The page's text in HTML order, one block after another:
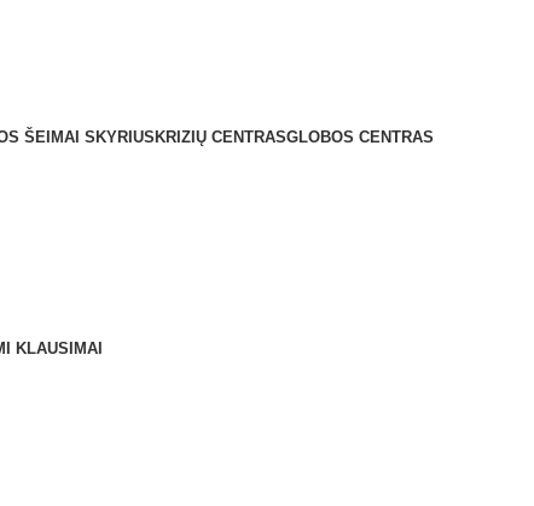
ŠEIMAI SKYRIUS KRIZIŲ CENTRASGLOBOS CENTRAS
KLAUSIMAI